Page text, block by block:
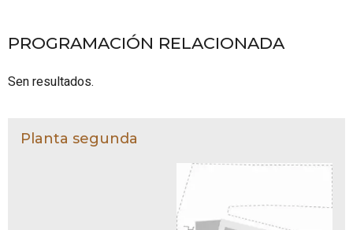
PROGRAMACIÓN RELACIONADA
Sen resultados.
Planta segunda